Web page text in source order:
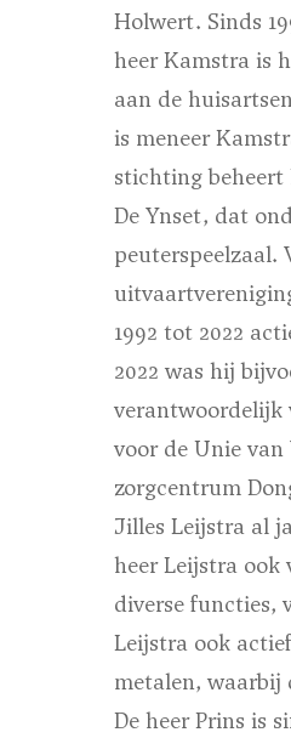
Holwert. Sinds
heer Kamstra is
aan de
is meneer
stichting beheert
De Ynset, dat
peuterspeelzaal.
1992 tot 2022
2022 was hij
verantwoordelijk
voor de Unie
zorgcentrum
Jilles Leijstra al
heer Leijstra
diverse functies,
Leijstra ook
metalen, waarbij
De heer Prins is